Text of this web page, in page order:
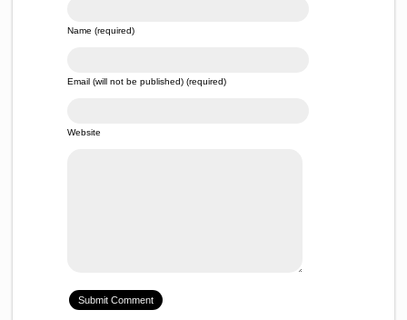
Name (required)
Email (will not be published) (required)
Website